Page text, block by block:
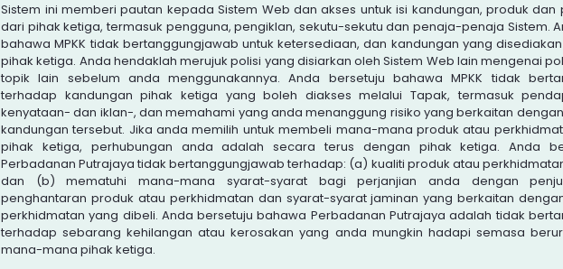
Sistem ini memberi pautan kepada Sistem Web dan akses untuk isi kandungan, produk dan
dari pihak ketiga, termasuk pengguna, pengiklan, sekutu-sekutu dan penaja-penaja Sistem.
bahawa MPKK tidak bertanggungjawab untuk ketersediaan, dan kandungan yang
pihak ketiga. Anda hendaklah merujuk polisi yang disiarkan oleh Sistem Web lain mengenai
topik lain sebelum anda menggunakannya. Anda bersetuju bahawa MPKK tidak
terhadap kandungan pihak ketiga yang boleh diakses melalui Tapak, termasuk
kenyataan- dan iklan-, dan memahami yang anda menanggung risiko yang berkaitan
kandungan tersebut. Jika anda memilih untuk membeli mana-mana produk atau
pihak ketiga, perhubungan anda adalah secara terus dengan pihak ketiga. Anda
Perbadanan Putrajaya tidak bertanggungjawab terhadap: (a) kualiti produk atau
dan (b) mematuhi mana-mana syarat-syarat bagi perjanjian anda dengan
penghantaran produk atau perkhidmatan dan syarat-syarat jaminan yang berkaitan
perkhidmatan yang dibeli. Anda bersetuju bahawa Perbadanan Putrajaya adalah tidak
terhadap sebarang kehilangan atau kerosakan yang anda mungkin hadapi semasa
mana-mana pihak ketiga.